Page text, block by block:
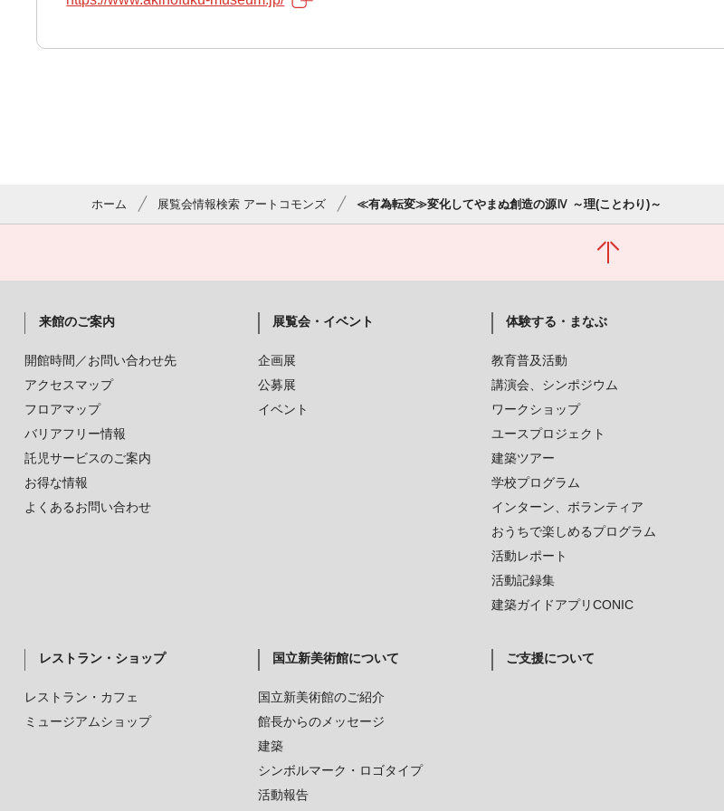
ホーム 展覧会情報検索 アートコモンズ ≪有為転変≫変化してやまぬ創造の源Ⅳ ～理(ことわり)～
来館のご案内
開館時間／お問い合わせ先
アクセスマップ
フロアマップ
バリアフリー情報
託児サービスのご案内
お得な情報
よくあるお問い合わせ
展覧会・イベント
企画展
公募展
イベント
体験する・まなぶ
教育普及活動
講演会、シンポジウム
ワークショップ
ユースプロジェクト
建築ツアー
学校プログラム
インターン、ボランティア
おうちで楽しめるプログラム
活動レポート
活動記録集
建築ガイドアプリCONIC
レストラン・ショップ
レストラン・カフェ
ミュージアムショップ
国立新美術館について
国立新美術館のご紹介
館長からのメッセージ
建築
シンボルマーク・ロゴタイプ
活動報告
ご支援について